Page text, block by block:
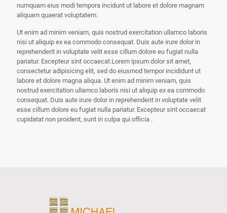
numquam eius modi tempora incidunt ut labore et dolore magnam
aliquam quaerat voluptatem.
Ut enim ad minim veniam, quis nostrud exercitation ullamco laboris
nisi ut aliquip ex ea commodo consequat. Duis aute irure dolor in
reprehenderit in voluptate velit esse cillum dolore eu fugiat nulla
pariatur. Excepteur sint occaecat.Lorem ipsum dolor sit amet,
consectetur adipisicing elit, sed do eiusmod tempor incididunt ut
labore et dolore magna aliqua. Ut enim ad minim veniam, quis
nostrud exercitation ullamco laboris nisi ut aliquip ex ea commodo
consequat. Duis aute irure dolor in reprehenderit in voluptate velit
esse cillum dolore eu fugiat nulla pariatur. Excepteur sint occaecat
cupidatat non proident, sunt in culpa qui officia .